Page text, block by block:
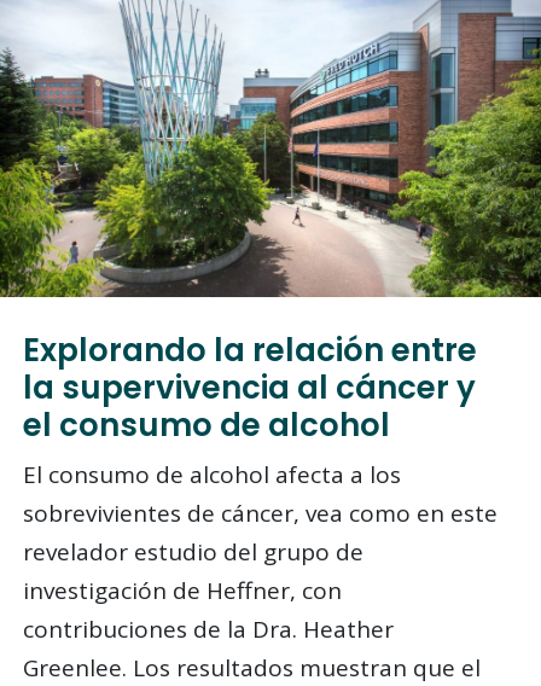
Explorando la relación entre
la supervivencia al cáncer y
el consumo de alcohol
El consumo de alcohol afecta a los
sobrevivientes de cáncer, vea como en este
revelador estudio del grupo de
investigación de Heffner, con
contribuciones de la Dra. Heather
Greenlee. Los resultados muestran que el